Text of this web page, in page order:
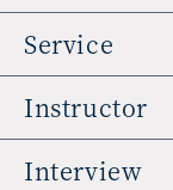
Service
Instructor
Interview